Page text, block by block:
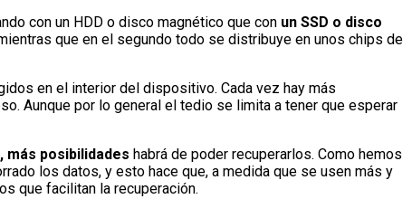
con un HDD o disco magnético que con un SSD o disco
que en el segundo todo se distribuye en unos chips de
en el interior del dispositivo. Cada vez hay más
Aunque por lo general el tedio se limita a tener que esperar
más posibilidades habrá de poder recuperarlos. Como hemos
los datos, y esto hace que, a medida que se usen más y
que facilitan la recuperación.